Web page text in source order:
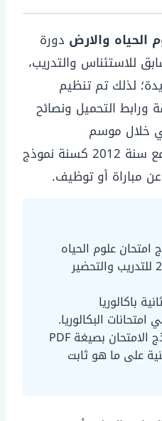
الحياه والارض دورة
للاستئناس والتدريب،
لذلك تم تنظيم
ورابط التحميل ونصائح
خلال موسم
2025/2026، مع التعامل مع سنة 2012 كسنة نموذج
مباراة أو توظيف.
امتحان علوم الحياه
والارض من دورة 2012 للتدريب والتحضير
باكالوريا
البكالوريا.
نموذج الامتحان بصيغة PDF
على ما هو ثابت